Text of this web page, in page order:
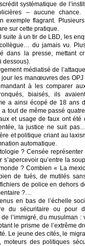
systématique de
– aucune chance.
exemple flagrant.
sur cette pratique.
à un tir de LBD, les
du jamais vu.
dans la presse, mettant
dessous).
médiatisé de
les manœuvres des
à les comparer
biaisés, ils
a ainsi écopé de 18 ans
a tout de même passé
et usage de faux ont été
la justice ne suit
et politique criant au
automatique.
? Censée représenter
qu’entre la
? Combien « La
de tués, de mutilés
de police en dehors
?…
en bas de l’échelle
du sécuritaire ou pour
l’immigré, du musulman :
le prisme de l’extrême
Le jeune des cités, le
moteurs des politiques